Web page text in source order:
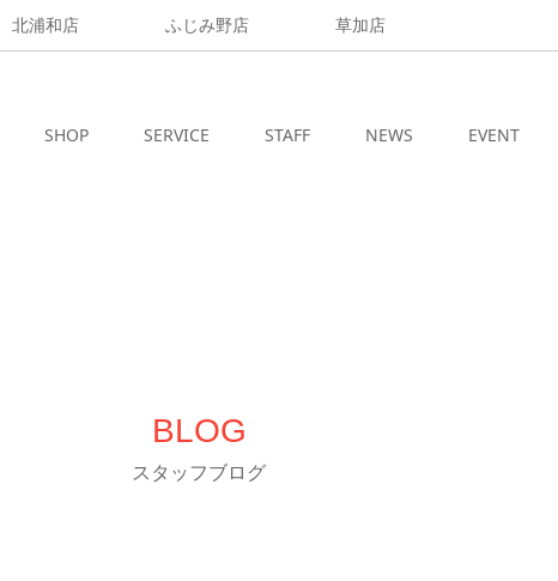
北浦和店 ふじみ野店 草加店
SHOP SERVICE STAFF NEWS EVENT
BLOG
スタッフブログ